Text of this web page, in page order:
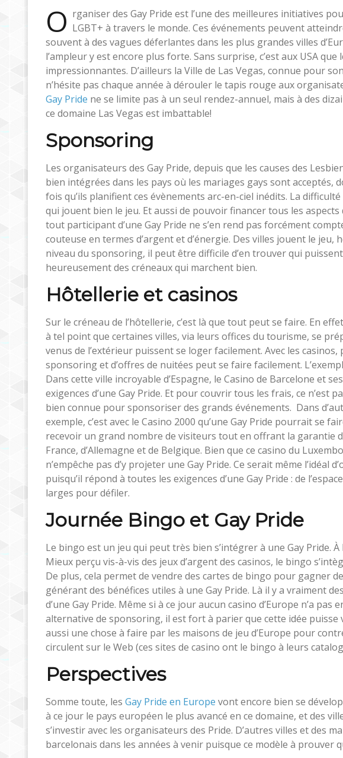
O rganiser des Gay Pride est l’une des meilleures initiatives
LGBT+ à travers le monde. Ces événements peuvent
souvent à des vagues déferlantes dans les plus grandes villes
l’ampleur y est encore plus forte. Sans surprise, c’est aux USA que
impressionnantes. D’ailleurs la Ville de Las Vegas, connue pour
n’hésite pas chaque année à dérouler le tapis rouge aux
Gay Pride ne se limite pas à un seul rendez-annuel, mais à des
ce domaine Las Vegas est imbattable!
Sponsoring
Les organisateurs des Gay Pride, depuis que les causes des
bien intégrées dans les pays où les mariages gays sont
fois qu’ils planifient ces évènements arc-en-ciel inédits. La
qui jouent bien le jeu. Et aussi de pouvoir financer tous les aspects
tout participant d’une Gay Pride ne s’en rend pas forcément
couteuse en termes d’argent et d’énergie. Des villes jouent le jeu,
niveau du sponsoring, il peut être difficile d’en trouver qui
heureusement des créneaux qui marchent bien.
Hôtellerie et casinos
Sur le créneau de l’hôtellerie, c’est là que tout peut se faire. En
à tel point que certaines villes, via leurs offices du tourisme, se
venus de l’extérieur puissent se loger facilement. Avec les
sponsoring et d’offres de nuitées peut se faire facilement.
Dans cette ville incroyable d’Espagne, le Casino de Barcelone et
exigences d’une Gay Pride. Et pour couvrir tous les frais, ce n’est
bien connue pour sponsoriser des grands événements. Dans
exemple, c’est avec le Casino 2000 qu’une Gay Pride pourrait se
recevoir un grand nombre de visiteurs tout en offrant la garantie
France, d’Allemagne et de Belgique. Bien que ce casino du
n’empêche pas d’y projeter une Gay Pride. Ce serait même l’idéal
puisqu’il répond à toutes les exigences d’une Gay Pride : de
larges pour défiler.
Journée Bingo et Gay Pride
Le bingo est un jeu qui peut très bien s’intégrer à une Gay Pride.
Mieux perçu vis-à-vis des jeux d’argent des casinos, le bingo
De plus, cela permet de vendre des cartes de bingo pour gagner
générant des bénéfices utiles à une Gay Pride. Là il y a vraiment
d’une Gay Pride. Même si à ce jour aucun casino d’Europe n’a
alternative de sponsoring, il est fort à parier que cette idée puisse
aussi une chose à faire par les maisons de jeu d’Europe pour
circulent sur le Web (ces sites de casino ont le bingo à leurs
Perspectives
Somme toute, les Gay Pride en Europe vont encore bien se
à ce jour le pays européen le plus avancé en ce domaine, et des
s’investir avec les organisateurs des Pride. D’autres villes et des
barcelonais dans les années à venir puisque ce modèle à prouver